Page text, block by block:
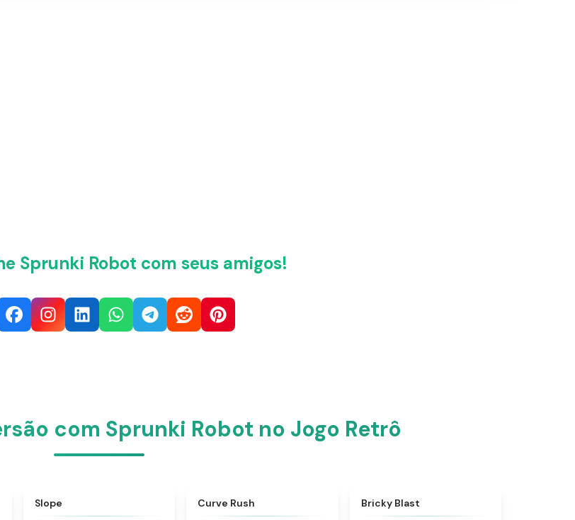
Sprunki Robot com seus amigos!
com Sprunki Robot no Jogo Retrô
Slope Curve Rush Bricky Blast